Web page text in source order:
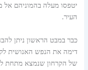
יטפסו מעלה בהמוניהם אל
העיר.
כבר במבט הראשון ניתן
דימה את הנפש האנושית
של הקרחון שנמצא מתחת